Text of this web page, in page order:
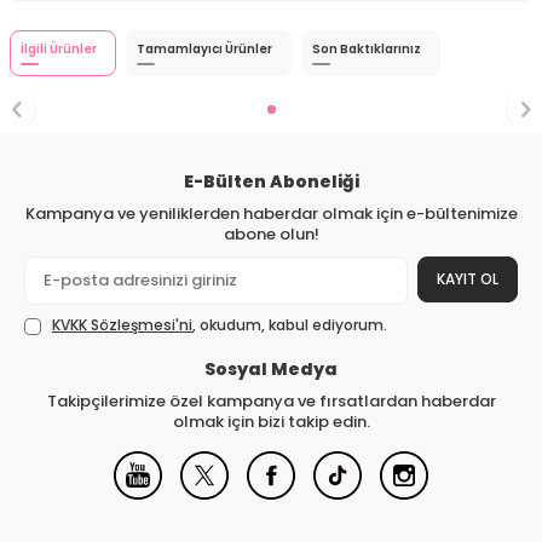
İlgili Ürünler Tamamlayıcı Ürünler Son Baktıklarınız
E-Bülten Aboneliği
Kampanya ve yeniliklerden haberdar olmak için e-bültenimize
abone olun!
KAYIT OL
KVKK Sözleşmesi'ni, okudum, kabul ediyorum.
Sosyal Medya
Takipçilerimize özel kampanya ve fırsatlardan haberdar
olmak için bizi takip edin.